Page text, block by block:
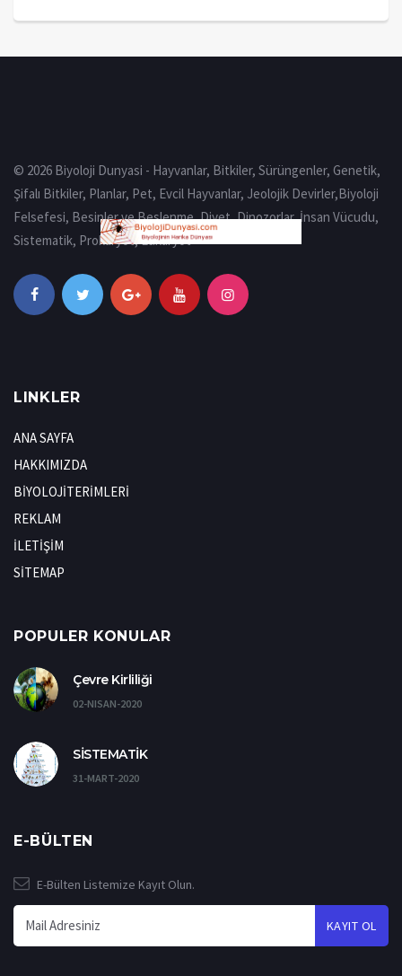
© 2026 Biyoloji Dunyasi - Hayvanlar, Bitkiler, Sürüngenler, Genetik,
Şifalı Bitkiler, Planlar, Pet, Evcil Hayvanlar, Jeolojik Devirler,Biyoloji
Felsefesi, Besinler ve Beslenme, Diyet, Dinozorlar, İnsan Vücudu,
Sistematik, Prokaryot, Eukaryot
LINKLER
ANA SAYFA
HAKKIMIZDA
BİYOLOJİTERİMLERİ
REKLAM
İLETİŞİM
SİTEMAP
POPULER KONULAR
Çevre Kirliliği
02-NISAN-2020
SİSTEMATİK
31-MART-2020
E-BÜLTEN
E-Bülten Listemize Kayıt Olun.